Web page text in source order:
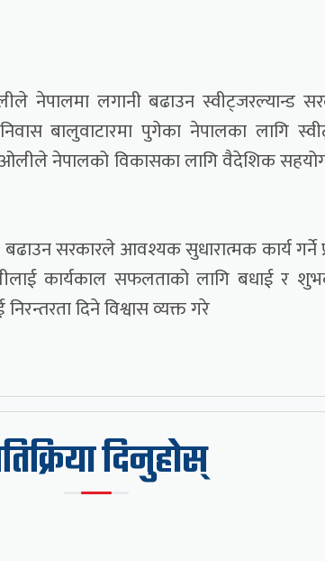
नेपालमा लगानी बढाउन स्वीट्जरल्यान्ड
बालुवाटारमा पुगेका नेपालका लागि
ओलीले नेपालको विकासका लागि वैदेशिक
बढाउन सरकारले आवश्यक सुधारात्मक कार्य गर्ने
कार्यकाल सफलताको लागि बधाई र
दिने विश्वास व्यक्त गरे
दिनुहोस्